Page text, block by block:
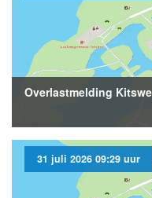
Overlastmelding
31 juli 2026 09:29 uur